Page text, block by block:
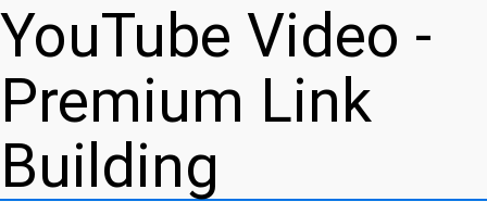
YouTube Video -
Premium Link
Building